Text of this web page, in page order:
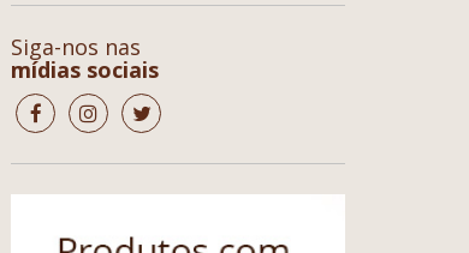
Siga-nos nas
mídias sociais